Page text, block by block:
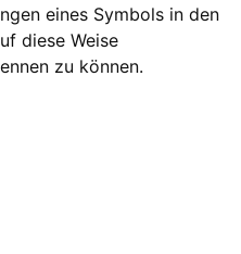
eines Symbols in den
diese Weise
zu können.